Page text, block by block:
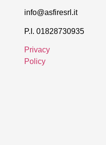
info@asfiresrl.it
P.I. 01828730935
Privacy
Policy